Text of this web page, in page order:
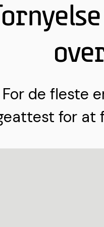
For de fleste
for at